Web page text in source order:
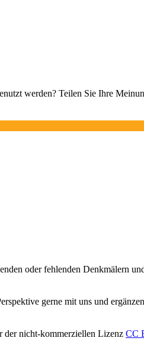
werden? Teilen Sie Ihre
oder fehlenden Denkmälern
gerne mit uns und
der nicht-kommerziellen Lizenz CC